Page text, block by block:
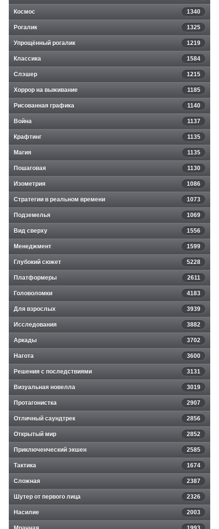
Космос 1340
Рогалик 1325
Упрощённый рогалик 1219
Классика 1584
Слэшер 1215
Хоррор на выживание 1185
Рисованная графика 1140
Война 1137
Крафтинг 1135
Магия 1135
Пошаговая 1130
Изометрия 1086
Стратегии в реальном времени 1073
Подземелья 1069
Вид сверху 1556
Менеджмент 1599
Глубокий сюжет 5228
Платформеры 2611
Головоломки 4183
Для взрослых 3939
Исследования 3882
Аркады 3702
Нагота 3600
Решения с последствиями 3131
Визуальная новелла 3019
Протагонистка 2907
Отличный саундтрек 2856
Открытый мир 2852
Приключенческий экшен 2585
Тактика 1674
Сложная 2387
Шутер от первого лица 2326
Насилие 2003